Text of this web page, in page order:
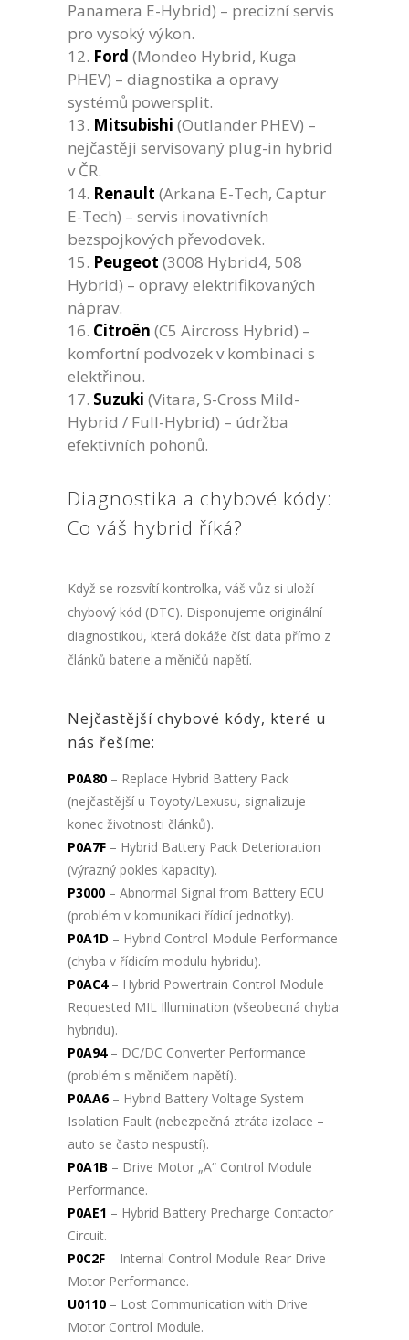
Panamera E-Hybrid) – precizní servis
pro vysoký výkon.
Ford (Mondeo Hybrid, Kuga
PHEV) – diagnostika a opravy
systémů powersplit.
Mitsubishi (Outlander PHEV) –
nejčastěji servisovaný plug-in hybrid
v ČR.
Renault (Arkana E-Tech, Captur
E-Tech) – servis inovativních
bezspojkových převodovek.
Peugeot (3008 Hybrid4, 508
Hybrid) – opravy elektrifikovaných
náprav.
Citroën (C5 Aircross Hybrid) –
komfortní podvozek v kombinaci s
elektřinou.
Suzuki (Vitara, S-Cross Mild-
Hybrid / Full-Hybrid) – údržba
efektivních pohonů.
Diagnostika a chybové kódy:
Co váš hybrid říká?
Když se rozsvítí kontrolka, váš vůz si uloží
chybový kód (DTC). Disponujeme originální
diagnostikou, která dokáže číst data přímo z
článků baterie a měničů napětí.
Nejčastější chybové kódy, které u
nás řešíme:
P0A80 – Replace Hybrid Battery Pack
(nejčastější u Toyoty/Lexusu, signalizuje
konec životnosti článků).
P0A7F – Hybrid Battery Pack Deterioration
(výrazný pokles kapacity).
P3000 – Abnormal Signal from Battery ECU
(problém v komunikaci řídicí jednotky).
P0A1D – Hybrid Control Module Performance
(chyba v řídicím modulu hybridu).
P0AC4– Hybrid Powertrain Control Module
Requested MIL Illumination (všeobecná chyba
hybridu).
P0A94– DC/DC Converter Performance
(problém s měničem napětí).
P0AA6– Hybrid Battery Voltage System
Isolation Fault (nebezpečná ztráta izolace –
auto se často nespustí).
P0A1B – Drive Motor „A“ Control Module
Performance.
P0AE1 – Hybrid Battery Precharge Contactor
Circuit.
P0C2F – Internal Control Module Rear Drive
Motor Performance.
U0110 – Lost Communication with Drive
Motor Control Module.